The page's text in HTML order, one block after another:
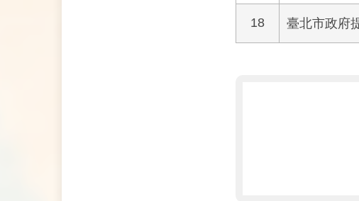
18 臺北市政府